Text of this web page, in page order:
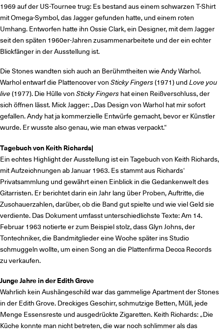
1969 auf der US-Tournee trug: Es bestand aus einem schwarzen T-Shirt
mit Omega-Symbol, das Jagger gefunden hatte, und einem roten
Umhang. Entworfen hatte ihn Ossie Clark, ein Designer, mit dem Jagger
seit den späten 1960er-Jahren zusammenarbeitete und der ein echter
Blickfänger in der Ausstellung ist.
Die Stones wandten sich auch an Berühmtheiten wie Andy Warhol.
Warhol entwarf die Plattencover von Sticky Fingers(1971) und Love you
live(1977). Die Hülle von Sticky Fingers hat einen Reißverschluss, der
sich öffnen lässt. Mick Jagger: „Das Design von Warhol hat mir sofort
gefallen. Andy hat ja kommerzielle Entwürfe gemacht, bevor er Künstler
wurde. Er wusste also genau, wie man etwas verpackt.“
Tagebuch von Keith Richards|
Ein echtes Highlight der Ausstellung ist ein Tagebuch von Keith Richards,
mit Aufzeichnungen ab Januar 1963. Es stammt aus Richards‘
Privatsammlung und gewährt einen Einblick in die Gedankenwelt des
Gitarristen. Er berichtet darin ein Jahr lang über Proben, Auftritte, die
Zuschauerzahlen, darüber, ob die Band gut spielte und wie viel Geld sie
verdiente. Das Dokument umfasst unterschiedlichste Texte: Am 14.
Februar 1963 notierte er zum Beispiel stolz, dass Glyn Johns, der
Tontechniker, die Bandmitglieder eine Woche später ins Studio
schmuggeln wollte, um einen Song an die Plattenfirma Decca Records
zu verkaufen.
Junge Jahre in der Edith Grove
Wahrlich kein Aushängeschild war das gammelige Apartment der Stones
in der Edith Grove. Dreckiges Geschirr, schmutzige Betten, Müll, jede
Menge Essensreste und ausgedrückte Zigaretten. Keith Richards: „Die
Küche konnte man nicht betreten, die war noch schlimmer als das